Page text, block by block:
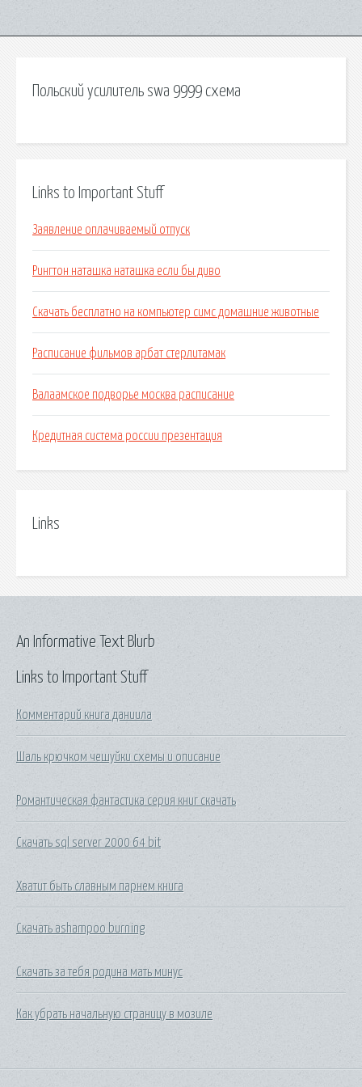
Польский усилитель swa 9999 схема
Links to Important Stuff
Заявление оплачиваемый отпуск
Рингтон наташка наташка если бы диво
Скачать бесплатно на компьютер симс домашние животные
Расписание фильмов арбат стерлитамак
Валаамское подворье москва расписание
Кредитная система россии презентация
Links
Links to Important Stuff
Комментарий книга даниила
Шаль крючком чешуйки схемы и описание
Романтическая фантастика серия книг скачать
Скачать sql server 2000 64 bit
Хватит быть славным парнем книга
Скачать ashampoo burning
Скачать за тебя родина мать минус
Как убрать начальную страницу в мозиле
An Informative Text Blurb